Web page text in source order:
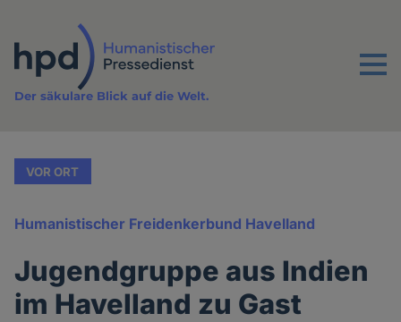
Inhalt
Menu
Der säkulare Blick auf die Welt.
VOR ORT
Humanistischer Freidenkerbund Havelland
Jugendgruppe aus Indien
im Havelland zu Gast